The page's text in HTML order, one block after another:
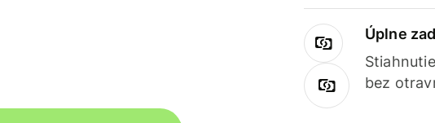
Úplne
bez